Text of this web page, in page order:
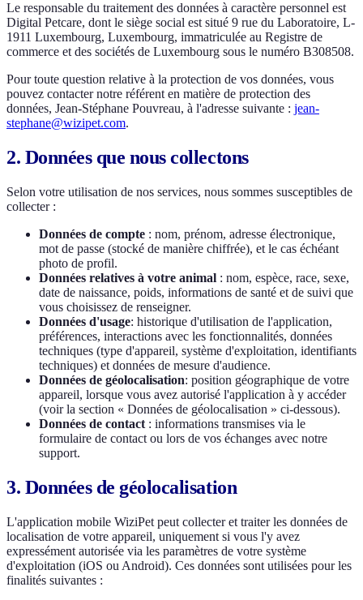
Le responsable du traitement des données à caractère personnel est
Digital Petcare, dont le siège social est situé 9 rue du Laboratoire, L-
1911 Luxembourg, Luxembourg, immatriculée au Registre de
commerce et des sociétés de Luxembourg sous le numéro B308508.
Pour toute question relative à la protection de vos données, vous
pouvez contacter notre référent en matière de protection des
données, Jean-Stéphane Pouvreau, à l'adresse suivante : jean-
stephane@wizipet.com.
2. Données que nous collectons
Selon votre utilisation de nos services, nous sommes susceptibles de
collecter :
Données de compte : nom, prénom, adresse électronique,
mot de passe (stocké de manière chiffrée), et le cas échéant
photo de profil.
Données relatives à votre animal : nom, espèce, race, sexe,
date de naissance, poids, informations de santé et de suivi que
vous choisissez de renseigner.
Données d'usage: historique d'utilisation de l'application,
préférences, interactions avec les fonctionnalités, données
techniques (type d'appareil, système d'exploitation, identifiants
techniques) et données de mesure d'audience.
Données de géolocalisation: position géographique de votre
appareil, lorsque vous avez autorisé l'application à y accéder
(voir la section « Données de géolocalisation » ci-dessous).
Données de contact : informations transmises via le
formulaire de contact ou lors de vos échanges avec notre
support.
3. Données de géolocalisation
L'application mobile WiziPet peut collecter et traiter les données de
localisation de votre appareil, uniquement si vous l'y avez
expressément autorisée via les paramètres de votre système
d'exploitation (iOS ou Android). Ces données sont utilisées pour les
finalités suivantes :